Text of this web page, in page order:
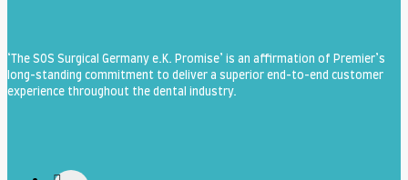
‘The SOS Surgical Germany e.K. Promise’ is an affirmation of Premier’s
long-standing commitment to deliver a superior end-to-end customer
experience throughout the dental industry.